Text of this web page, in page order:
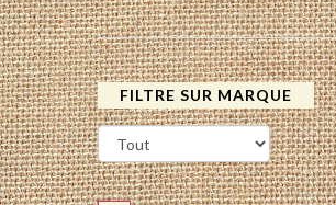
FILTRE SUR MARQUE